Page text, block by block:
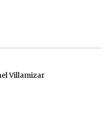
Villamizar